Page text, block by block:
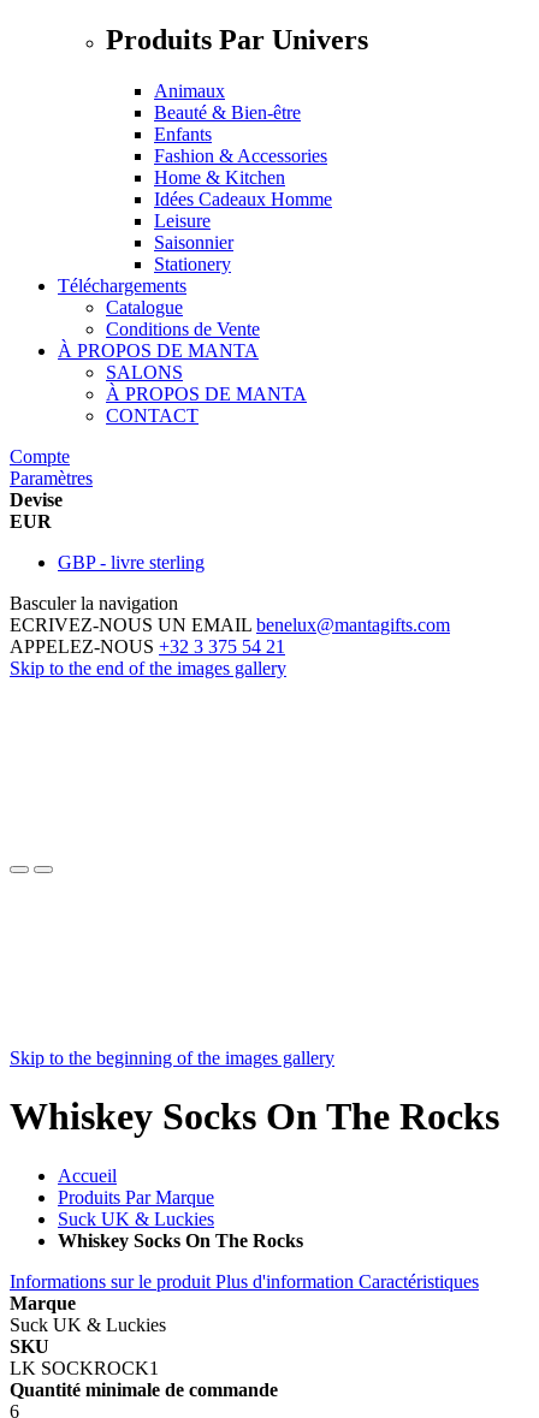
Produits Par Univers
Animaux
Beauté & Bien-être
Enfants
Fashion & Accessories
Home & Kitchen
Idées Cadeaux Homme
Leisure
Saisonnier
Stationery
Téléchargements
Catalogue
Conditions de Vente
À PROPOS DE MANTA
SALONS
À PROPOS DE MANTA
CONTACT
Compte
Paramètres
Devise
EUR
GBP - livre sterling
Basculer la navigation
ECRIVEZ-NOUS UN EMAIL benelux@mantagifts.com
APPELEZ-NOUS +32 3 375 54 21
Skip to the end of the images gallery
Skip to the beginning of the images gallery
Whiskey Socks On The Rocks
Accueil
Produits Par Marque
Suck UK & Luckies
Whiskey Socks On The Rocks
Informations sur le produit Plus d'information Caractéristiques
Marque
Suck UK & Luckies
SKU
LK SOCKROCK1
Quantité minimale de commande
6